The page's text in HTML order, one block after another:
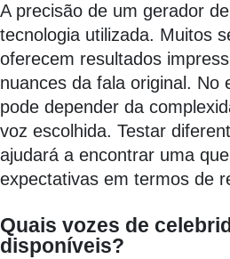
A precisão de um gerador
tecnologia utilizada. Muitos
oferecem resultados
nuances da fala original. No
pode depender da
voz escolhida. Testar
ajudará a encontrar uma
expectativas em termos de
Quais vozes de
disponíveis?